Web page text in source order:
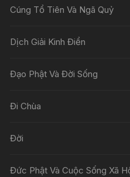
Cúng Tổ Tiên Và Ngã Quỷ
Dịch Giải Kinh Điển
Đạo Phật Và Đời Sống
Đi Chùa
Đời
Đức Phật Và Cuộc Sống Xã